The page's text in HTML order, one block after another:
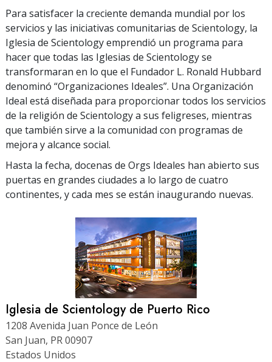
Para satisfacer la creciente demanda mundial por los
servicios y las iniciativas comunitarias de Scientology, la
Iglesia de Scientology emprendió un programa para
hacer que todas las Iglesias de Scientology se
transformaran en lo que el Fundador L. Ronald Hubbard
denominó “Organizaciones Ideales”. Una Organización
Ideal está diseñada para proporcionar todos los servicios
de la religión de Scientology a sus feligreses, mientras
que también sirve a la comunidad con programas de
mejora y alcance social.
Hasta la fecha, docenas de Orgs Ideales han abierto sus
puertas en grandes ciudades a lo largo de cuatro
continentes, y cada mes se están inaugurando nuevas.
Iglesia de Scientology de Puerto Rico
1208 Avenida Juan Ponce de León
San Juan, PR 00907
Estados Unidos